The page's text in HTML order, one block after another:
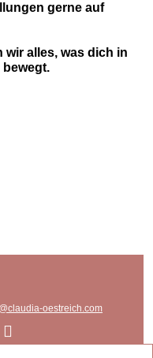
gerne auf
wir alles, was dich in
oestreich.com